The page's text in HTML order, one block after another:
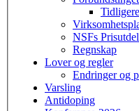
NSFs
Regnskap
Lover og regler
Endringer og
Varsling
Antidoping